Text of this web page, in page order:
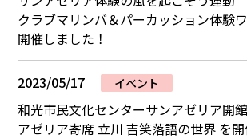
クラブマリンバ＆パーカッション体験
開催しました！
2023/05/17 イベント
和光市民文化センターサンアゼリア開
アゼリア寄席 立川 吉笑落語の世界 を開